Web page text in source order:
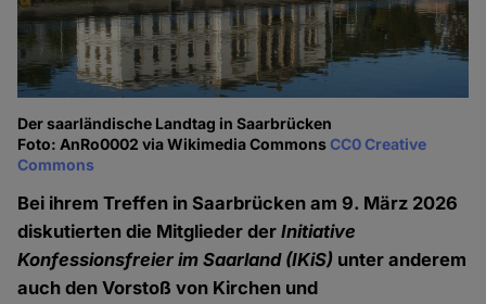
Der saarländische Landtag in Saarbrücken
Foto: AnRo0002 via Wikimedia CommonsCC0 Creative
Commons
Bei ihrem Treffen in Saarbrücken am 9. März 2026
diskutierten die Mitglieder derInitiative
Konfessionsfreier im Saarland (IKiS) unter anderem
auch den Vorstoß von Kirchen und